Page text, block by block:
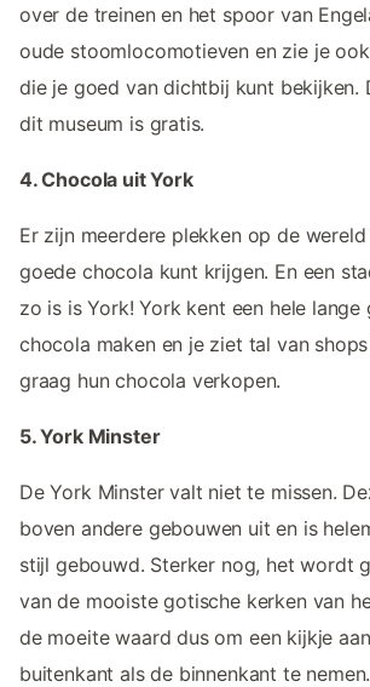
over de treinen en het spoor van
oude stoomlocomotieven en zie je
die je goed van dichtbij kunt bekijken.
dit museum is gratis.
4. Chocola uit York
Er zijn meerdere plekken op de
goede chocola kunt krijgen. En een
zo is is York! York kent een hele lange
chocola maken en je ziet tal van
graag hun chocola verkopen.
5. York Minster
De York Minster valt niet te missen.
boven andere gebouwen uit en is
stijl gebouwd. Sterker nog, het wordt
van de mooiste gotische kerken van
de moeite waard dus om een kijkje
buitenkant als de binnenkant te nemen.